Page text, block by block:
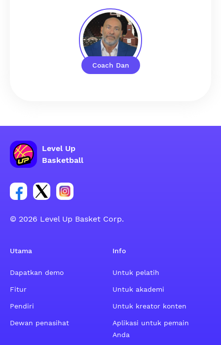
Coach Dan
Level Up
Basketball
Tautan untuk grup sosial akun Facebook
Tautan untuk grup sosial akun Tweeter
Tautan untuk grup sosial akun Instagram
© 2026 Level Up Basket Corp.
Utama
Dapatkan demo
Fitur
Pendiri
Dewan penasihat
Info
Untuk pelatih
Untuk akademi
Untuk kreator konten
Aplikasi untuk pemain
Anda